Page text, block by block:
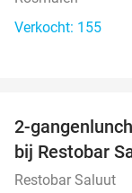
Verkocht: 155
2-
bij Restobar
Restobar Saluut